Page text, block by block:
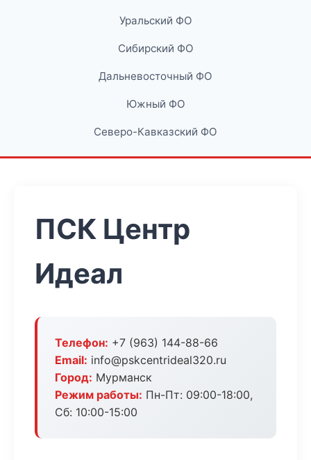
Уральский ФО
Сибирский ФО
Дальневосточный ФО
Южный ФО
Северо-Кавказский ФО
ПСК Центр
Идеал
Телефон: +7 (963) 144-88-66
Email: info@pskcentrideal320.ru
Город: Мурманск
Режим работы: Пн-Пт: 09:00-18:00,
Сб: 10:00-15:00